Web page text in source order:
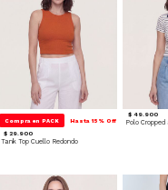
Compra en PACK Hasta 15% Off
$ 29.900
Tank Top Cuello Redondo
$ 49.900
Polo